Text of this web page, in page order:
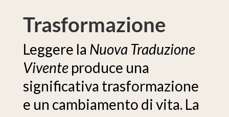
Trasformazione
Leggere la Nuova Traduzione
Viventeproduce una
significativa trasformazione
e un cambiamento di vita. La